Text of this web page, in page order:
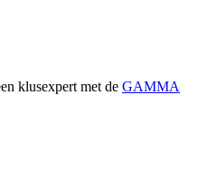
klusexpert met de GAMMA